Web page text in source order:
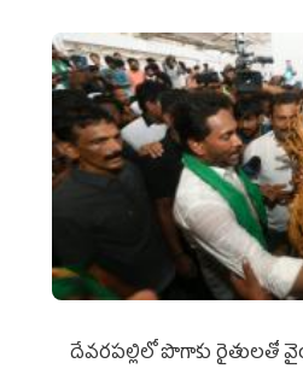
దేవరపల్లిలో పొగాకు రైతులతో